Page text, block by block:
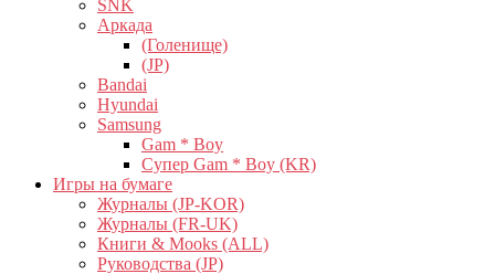
SNK
Аркада
(Голенище)
(JP)
Bandai
Hyundai
Samsung
Gam * Boy
Супер Gam * Boy (KR)
Игры на бумаге
Журналы (JP-KOR)
Журналы (FR-UK)
Книги & Mooks (ALL)
Руководства (JP)